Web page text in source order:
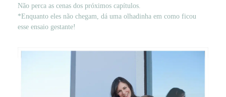
Não perca as cenas dos próximos capítulos.
*Enquanto eles não chegam, dá uma olhadinha em como ficou
esse ensaio gestante!